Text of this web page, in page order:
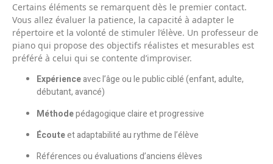
Certains éléments se remarquent dès le premier contact.
Vous allez évaluer la patience, la capacité à adapter le
répertoire et la volonté de stimuler l’élève. Un professeur de
piano qui propose des objectifs réalistes et mesurables est
préféré à celui qui se contente d’improviser.
Expérienceavec l’âge ou le public ciblé (enfant, adulte,
débutant, avancé)
Méthodepédagogique claire et progressive
Écouteet adaptabilité au rythme de l’élève
Références ou évaluations d’anciens élèves